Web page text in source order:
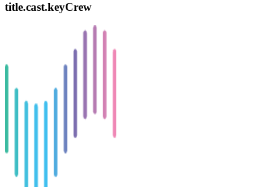
title.cast.keyCrew